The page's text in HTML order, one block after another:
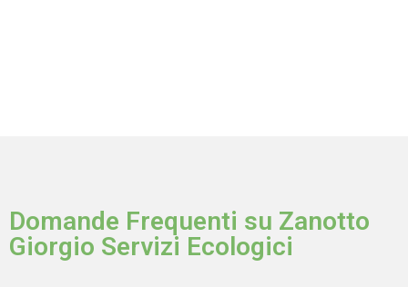
Domande Frequenti su Zanotto
Giorgio Servizi Ecologici